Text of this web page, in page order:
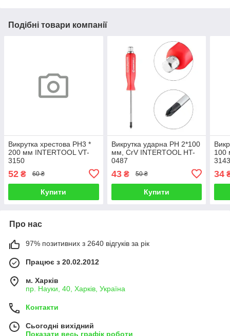
Подібні товари компанії
Викрутка хрестова PH3 *
200 мм INTERTOOL VT-
3150
52 ₴ 60 ₴
Купити
Викрутка ударна PH 2*100
мм, CrV INTERTOOL HT-
0487
43₴ 50 ₴
Купити
100
34
Про нас
97% позитивних з 2640 відгуків за рік
Працює з 20.02.2012
м. Харків
пр. Науки, 40, Харків, Україна
Контакти
Сьогодні вихідний
Показати весь графік роботи